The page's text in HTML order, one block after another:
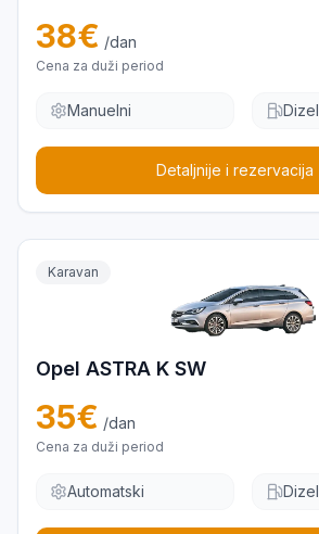
38€ /dan
Cena za duži period
Manuelni Dizel
Detaljnije i rezervacija
Karavan
Opel ASTRA K SW
35€ /dan
Cena za duži period
Automatski Dizel